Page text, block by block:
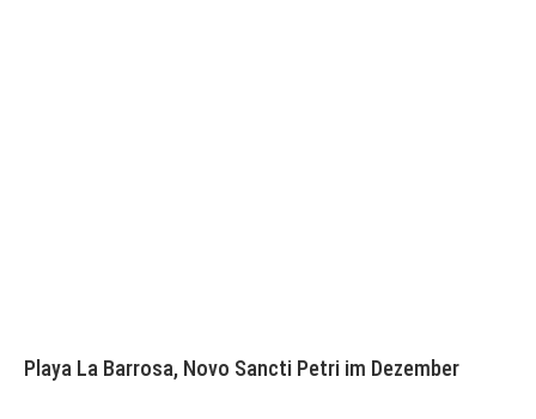
Playa La Barrosa, Novo Sancti Petri im Dezember